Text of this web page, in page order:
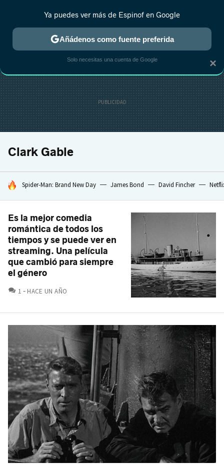
ESTRENOS REALITY ANIME RANKINGS CINE
Clark Gable
HOY SE HABLA DE
Spider-Man: Brand New Day James Bond David Fincher
Es la mejor comedia
romántica de todos los
tiempos y se puede ver en
streaming. Una película
que cambió para siempre
el género
1 COMENTARIOS
HACE UN AÑO
×
Ya puedes ver más de Espinof en Google
Añádenos como fuente preferida
Solo necesitas una cuenta de Google